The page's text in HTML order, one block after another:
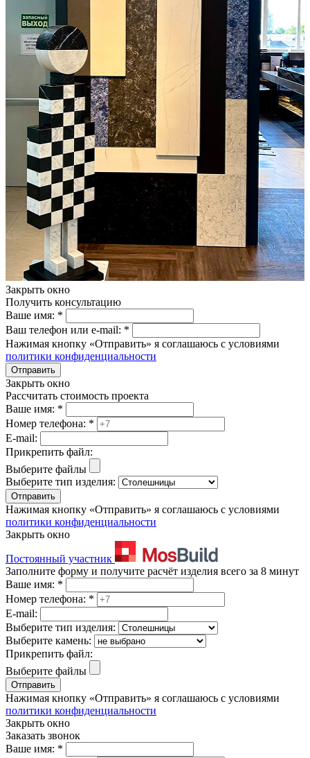
Закрыть окно
Получить консультацию
Ваше имя: *
Ваш телефон или e-mail: *
Нажимая кнопку «Отправить» я соглашаюсь с условиями
политики конфиденциальности
Отправить
Закрыть окно
Рассчитать стоимость проекта
Ваше имя: *
Номер телефона: *
E-mail:
Прикрепить файл:
Выберите файлы
Выберите тип изделия:
Отправить
Нажимая кнопку «Отправить» я соглашаюсь с условиями
политики конфиденциальности
Закрыть окно
Постоянный участник
Заполните форму и получите расчёт изделия всего за 8 минут
Ваше имя: *
Номер телефона: *
E-mail:
Выберите тип изделия:
Выберите камень:
Прикрепить файл:
Выберите файлы
Отправить
Нажимая кнопку «Отправить» я соглашаюсь с условиями
политики конфиденциальности
Закрыть окно
Заказать звонок
Ваше имя: *